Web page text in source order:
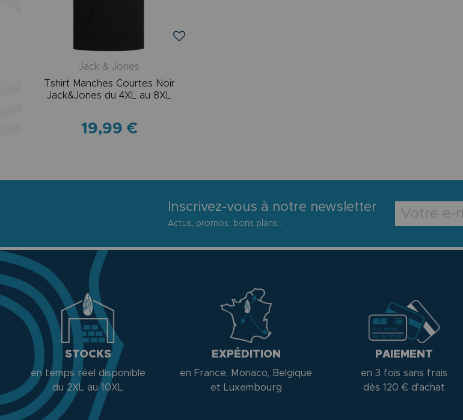
Jack & Jones
Tshirt Manches Courtes Noir
Jack&Jones du 4XL au 8XL
19,99 €
Inscrivez-vous à notre newsletter
Actus, promos, bons plans...
STOCKS
en temps réel disponible
du 2XL au 10XL
EXPÉDITION
en France, Monaco, Belgique
et Luxembourg
PAIEMENT
en 3 fois sans frais
dès 120 € d'achat